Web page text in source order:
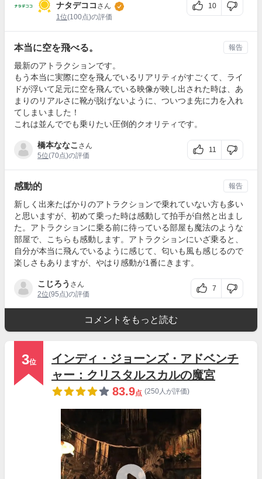
ナタデココ さん
1位(100点)の評価
10
本当に空を飛べる。
最新のアトラクションです。
もう本当に実際に空を飛んでいるリアリティがすごくて、ライ
ドが浮いて足元に空を飛んでいる映像が映し出された時は、あ
まりのリアルさに靴が脱げないように、ついつま先に力を入れ
てしまいました！
これは並んででも乗りたい圧倒的クオリティです。
橋本ななこ さん
5位(70点)の評価
11
報告
感動的
新しく出来たばかりのアトラクションで乗れていない方も多い
と思いますが、初めて乗った時は感動して拍手が自然と出まし
た。アトラクションに乗る前に待っている部屋も魔法のような
部屋で、こちらも感動します。アトラクションにいざ乗ると、
自分が本当に飛んでいるように感じて、匂いも風も感じるので
楽しさもありますが、やはり感動が1番にきます。
こじろう さん
2位(95点)の評価
7
報告
コメントをもっと読む
3位
インディ・ジョーンズ・アドベンチ
ャー：クリスタルスカルの魔宮
83.9点 (250人が評価)